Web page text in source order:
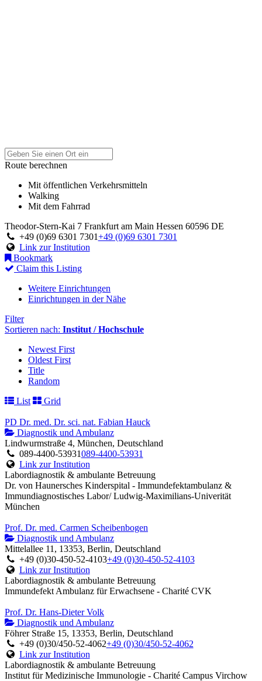
Route berechnen
Mit öffentlichen Verkehrsmitteln
Walking
Mit dem Fahrrad
Theodor-Stern-Kai 7 Frankfurt am Main Hessen 60596 DE
+49 (0)69 6301 7301+49 (0)69 6301 7301
Link zur Institution
Bookmark
Claim this Listing
Weitere Einrichtungen
Einrichtungen in der Nähe
Filter
Sortieren nach: Institut / Hochschule
Newest First
Oldest First
Title
Random
List
Grid
PD Dr. med. Dr. sci. nat. Fabian Hauck
Diagnostik und Ambulanz
Lindwurmstraße 4, München, Deutschland
089-4400-53931089-4400-53931
Link zur Institution
Labordiagnostik & ambulante Betreuung
Dr. von Haunersches Kinderspital - Immundefektambulanz &
Immundiagnostisches Labor/ Ludwig-Maximilians-Univerität
München
Prof. Dr. med. Carmen Scheibenbogen
Diagnostik und Ambulanz
Mittelallee 11, 13353, Berlin, Deutschland
+49 (0)30-450-52-4103+49 (0)30-450-52-4103
Link zur Institution
Labordiagnostik & ambulante Betreuung
Immundefekt Ambulanz für Erwachsene - Charité CVK
Prof. Dr. Hans-Dieter Volk
Diagnostik und Ambulanz
Föhrer Straße 15, 13353, Berlin, Deutschland
+49 (0)30/450-52-4062+49 (0)30/450-52-4062
Link zur Institution
Labordiagnostik & ambulante Betreuung
Institut für Medizinische Immunologie - Charité Campus Virchow